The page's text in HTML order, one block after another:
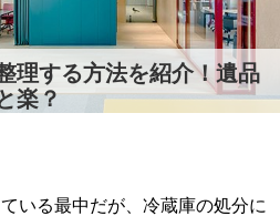
理する方法を紹介！遺品
楽？